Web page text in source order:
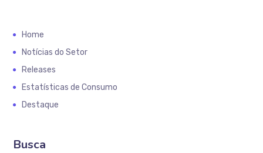
Home
Notícias do Setor
Releases
Estatísticas de Consumo
Destaque
Busca